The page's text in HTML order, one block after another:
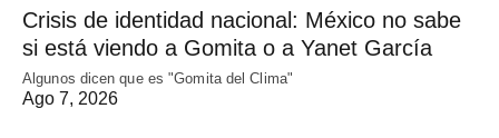
Crisis de identidad nacional: México no sabe
si está viendo a Gomita o a Yanet García
Algunos dicen que es "Gomita del Clima"
Ago 7, 2026